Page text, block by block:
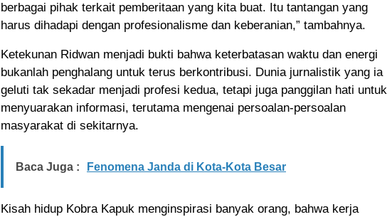
berbagai pihak terkait pemberitaan yang kita buat. Itu tantangan yang
harus dihadapi dengan profesionalisme dan keberanian,” tambahnya.
Ketekunan Ridwan menjadi bukti bahwa keterbatasan waktu dan energi
bukanlah penghalang untuk terus berkontribusi. Dunia jurnalistik yang ia
geluti tak sekadar menjadi profesi kedua, tetapi juga panggilan hati untuk
menyuarakan informasi, terutama mengenai persoalan-persoalan
masyarakat di sekitarnya.
Baca Juga : Fenomena Janda di Kota-Kota Besar
Kisah hidup Kobra Kapuk menginspirasi banyak orang, bahwa kerja